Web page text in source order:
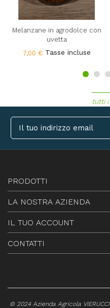
Melanzane in agrodolce con
uvetta
7,00 € Tasse incluse
tutti
PRODOTTI
LA NOSTRA AZIENDA
IL TUO ACCOUNT
CONTATTI
© 2024 Azienda Agricola